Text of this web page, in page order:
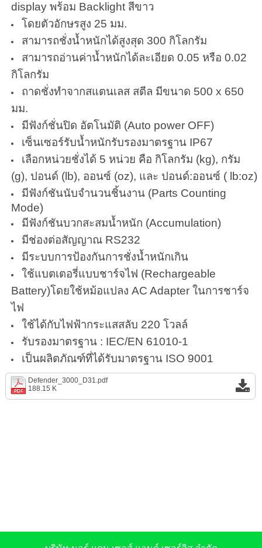
display พร้อม Backlight สีขาว
โดยตัวอักษรสูง 25 มม.
สามารถชั่งน้ำหนักได้สูงสุด 300 กิโลกรัม
สามารถอ่านค่าน้ำหนักได้ละเอียด 0.05 หรือ 0.02
กิโลกรัม
ถาดชั่งทำจากสแตนเลส สตีล มีขนาด 500 x 650
มม.
มีฟังก์ชั่นปิด อัตโนมัติ (Auto power OFF)
เซ็นเซอร์รับน้ำหนักรับรองมาตรฐาน IP67
เลือกหน่วยชั่งได้ 5 หน่วย คือ กิโลกรัม (kg), กรัม
(g), ปอนด์ (lb), ออนซ์ (oz), และ ปอนด์:ออนซ์ ( lb:oz)
มีฟังก์ชันนับจำนวนชิ้นงาน (Parts Counting
Mode)
มีฟังก์ชันบวกสะสมน้ำหนัก (Accumulation)
มีช่องต่อสัญญาณ RS232
มีระบบการป้องกันการชั่งน้ำหนักเกิน
ใช้แบตเตอรี่แบบชาร์จไฟ (Rechargeable
Battery)โดยใช้หม้อแปลง AC Adapter ในการชาร์จ
ไฟ
ใช้ได้กับไฟฟ้ากระแสสลับ 220 โวลล์
รับรองมาตรฐาน : IEC/EN 61010-1
เป็นผลิตภัณฑ์ที่ได้รับมาตรฐาน ISO 9001
Defender_3000_D31.pdf
188.15 K